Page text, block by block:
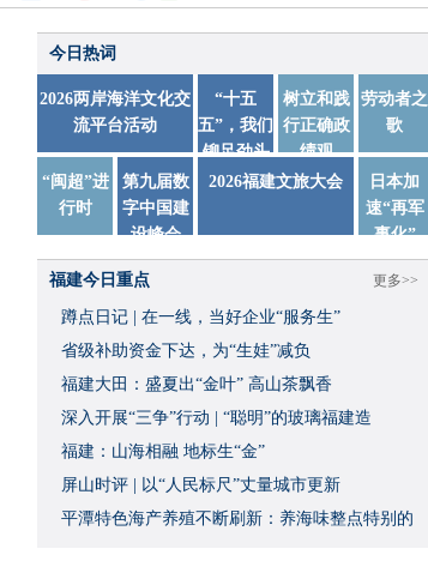
今日热词
2026两岸海洋文化交
流平台活动
“十五
五”，我们
铆足劲头
踏实干
树立和践
行正确政
绩观
劳动者之
歌
“闽超”进
行时
第九届数
字中国建
设峰会
2026福建文旅大会
日本加
速“再军
事化”
更多>>
福建今日重点
蹲点日记 | 在一线，当好企业“服务生”
省级补助资金下达，为“生娃”减负
福建大田：盛夏出“金叶” 高山茶飘香
深入开展“三争”行动 | “聪明”的玻璃福建造
福建：山海相融 地标生“金”
屏山时评 | 以“人民标尺”丈量城市更新
平潭特色海产养殖不断刷新：养海味整点特别的